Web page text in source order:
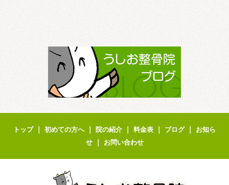
トップ｜ 初めての方へ｜ 院の紹介 ｜ 料金表 ｜ ブログ｜ お知ら
せ｜ お問い合わせ